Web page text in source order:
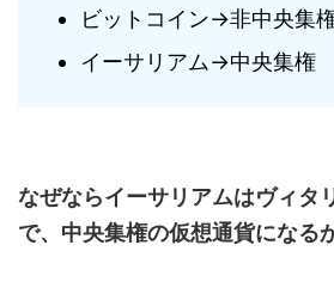
ビットコイン→非中央集
イーサリアム→中央集権
なぜならイーサリアムはヴィタ
で、中央集権の仮想通貨になる